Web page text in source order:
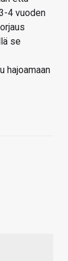
4 vuoden
se
hajoamaan